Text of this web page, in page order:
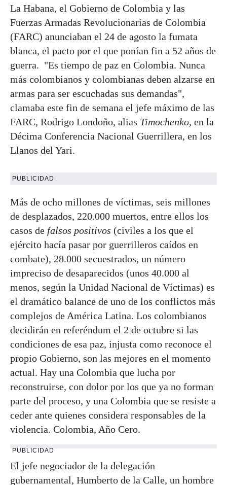
La Habana, el Gobierno de Colombia y las
Fuerzas Armadas Revolucionarias de Colombia
(FARC) anunciaban el 24 de agosto la fumata
blanca, el pacto por el que ponían fin a 52 años de
guerra. "Es tiempo de paz en Colombia. Nunca
más colombianos y colombianas deben alzarse en
armas para ser escuchadas sus demandas",
clamaba este fin de semana el jefe máximo de las
FARC, Rodrigo Londoño, alias Timochenko, en la
Décima Conferencia Nacional Guerrillera, en los
Llanos del Yari.
PUBLICIDAD
Más de ocho millones de víctimas, seis millones
de desplazados, 220.000 muertos, entre ellos los
casos de falsos positivos (civiles a los que el
ejército hacía pasar por guerrilleros caídos en
combate), 28.000 secuestrados, un número
impreciso de desaparecidos (unos 40.000 al
menos, según la Unidad Nacional de Víctimas) es
el dramático balance de uno de los conflictos más
complejos de América Latina. Los colombianos
decidirán en referéndum el 2 de octubre si las
condiciones de esa paz, injusta como reconoce el
propio Gobierno, son las mejores en el momento
actual. Hay una Colombia que lucha por
reconstruirse, con dolor por los que ya no forman
parte del proceso, y una Colombia que se resiste a
ceder ante quienes considera responsables de la
violencia. Colombia, Año Cero.
PUBLICIDAD
El jefe negociador de la delegación
gubernamental, Humberto de la Calle, un hombre